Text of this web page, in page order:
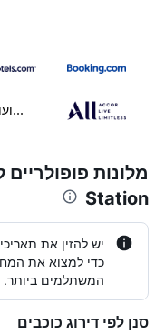
Station
יש להזין את
כדי למצוא את
המשתלמים ביותר.
סנן לפי דירוג כוכבים